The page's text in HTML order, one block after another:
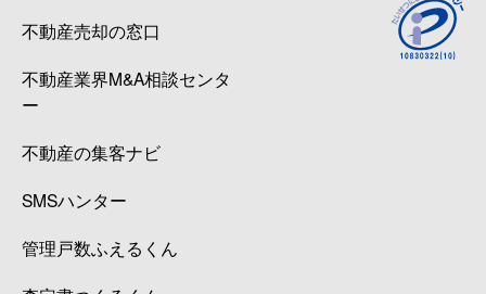
不動産売却の窓口
不動産業界M&A相談センタ
ー
不動産の集客ナビ
SMSハンター
管理戸数ふえるくん